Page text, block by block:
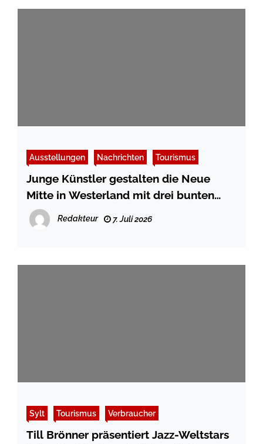
Ausstellungen Nachrichten Tourismus
Junge Künstler gestalten die Neue
Mitte in Westerland mit drei bunten
Kunstsäulen
Redakteur 7. Juli 2026
Sylt Tourismus Verbraucher
Till Brönner präsentiert Jazz-Weltstars